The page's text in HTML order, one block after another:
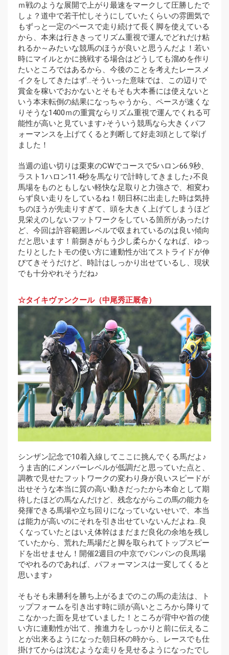
ｍ戦のような展開で上がり最速をマークして圧勝したで
しょ？道中で若干忙しそうにしていたくらいの雰囲気で
もずっと一定のペースで走り続けて長く脚を使えている
から、本来は行ききってリズム重視で運んでどれだけ粘
れるか～みたいな競馬のほうが良いと思うんだよ！若い
時にマイルとかに挑戦する場合はどうしても溜めを作り
たいところではあるから、今後のことを考えたレースメ
イクをしてきたはず…そういった意味では、この辺りで
賞金を稼いでおかないとそもそも大本番には使えないと
いう本末転倒の結果になっちゃうから、ペースが速くな
りそうな1400ｍの重賞ならリズム重視で運んでくれる可
能性が高いと見ています♪そういう競馬なら大きくパフ
ォーマンスを上げてくると判断して好走3頭として挙げ
ました！
当週の追い切りは栗東のCWでコースで5ハロン66.9秒、
ラスト1ハロン11.4秒を馬なりで計時してきました♪不良
馬場をものともしない軽快な足取りと力強さで、相変わ
らず良い走りをしているね！朝日杯に出走した時は気持
ちのほうが先走りすぎて、頭を大きく上げてしまうほど
見栄えのしないフットワークをしている箇所があったけ
ど、今回は許容範囲レベルで収まれているのは良い傾向
だと思います！前捌きがもう少し柔らかくなれば、ゆっ
たりとしたトモの使い方に連動性が出てストライドが伸
びてきそうだけど、時計はしっかり出せているし、現状
でも十分やれそうだね♪
☆タイキヴァンクール（中尾秀正厩舎）
シンザン記念で10着入線してここに挑んでくる馬だよ♪
うま吉的にメンバーレベルが低調だと思っていた点と、
調教で見せたフットワークの変わり身が良いスピードが
出せそうな本当に質の高い動きだったから本命として期
待したほどの馬なんだけど、残念ながらこの馬の能力を
発揮できる馬場や立ち回りになっていないせいで、本当
は能力が高いのにそれを引き出せていないんだよね…良
くなっていたとはいえ体幹はまだまだ良化の余地を残し
ていたから、荒れた馬場だと脚を取られてトップスピー
ドを出せません！開催2週目の中京でパンパンの良馬場
でやれるのであれば、パフォーマンスは一変してくると
思います♪
そもそも未勝利を勝ち上がるまでのこの馬の走法は、ト
ップフォームを引き出す時に頭が高いところから降りて
こなかった面を見せていました！ところが背中や首の使
い方に連動性が出て、推進力をしっかりと前に伝えるこ
とが出来るようになった朝日杯の時から、レースでも仕
掛けてからは沈むような走りを見せるようになったでし